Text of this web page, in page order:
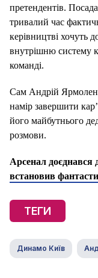
претендентів.
тривалий час
керівництві хочуть
внутрішню систему
команді.
Сам Андрій
намір завершити
його майбутнього
розмови.
Арсенал доєднався
встановив
ТЕГИ
Динамо Київ